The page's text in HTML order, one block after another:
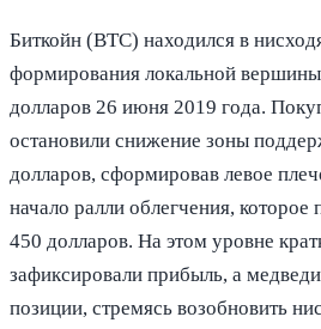
Биткойн (BTC) находился в
формирования локальной
долларов 26 июня 2019 года.
остановили снижение зоны
долларов, сформировав левое
начало ралли облегчения, которое
450 долларов. На этом уровне
зафиксировали прибыль, а
позиции, стремясь возобновить